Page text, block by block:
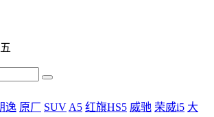
逸 原厂 SUVA5 红旗HS5 威驰 荣威i5 大